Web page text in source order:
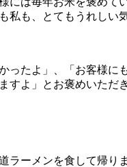
私も、とてもうれしい
ったよ」、「お客様に
すよ」とお褒めいただ
ラーメンを食して帰り